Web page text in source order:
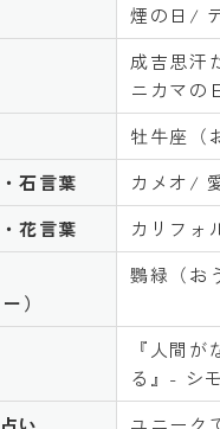
煙の日/
成吉思汗
ニカマの
牡牛座（
石言葉
カメオ/
花言葉
カリフォ
）
鸚緑（お
『人間
る』- シ
い
ユニーク